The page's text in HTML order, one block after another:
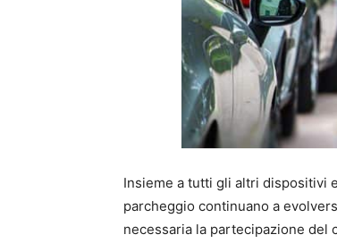
Insieme a tutti gli altri dispositivi
parcheggio continuano a
necessaria la partecipazione del